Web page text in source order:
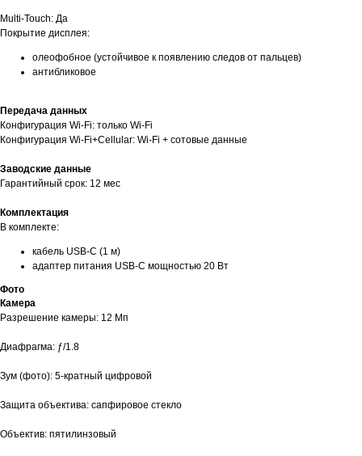
Multi-Touch: Да
Покрытие дисплея:
олеофобное (устойчивое к появлению следов от пальцев)
антибликовое
Передача данных
Конфигурация Wi-Fi: только Wi-Fi
Конфигурация Wi-Fi+Cellular: Wi-Fi + сотовые данные
Заводские данные
Гарантийный срок: 12 мес
Комплектация
В комплекте:
кабель USB‑C (1 м)
адаптер питания USB‑C мощностью 20 Вт
Фото
Камера
Разрешение камеры: 12 Мп
Диафрагма: ƒ/1.8
Зум (фото): 5-кратный цифровой
Защита объектива: сапфировое стекло
Объектив: пятилинзовый